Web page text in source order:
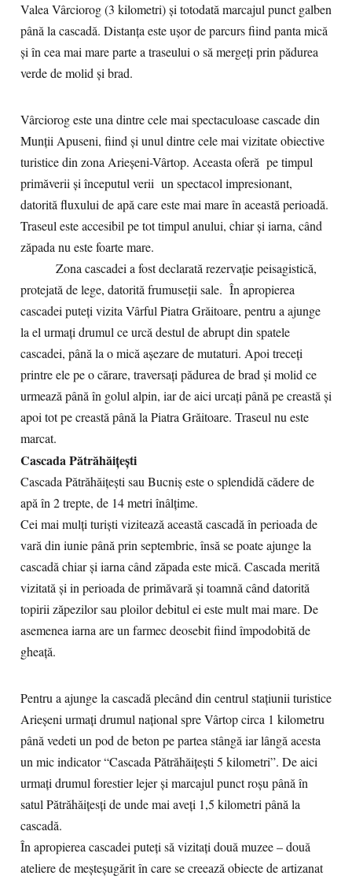
Valea Vârciorog (3 kilometri) şi totodată marcajul punct galben
până la cascadă. Distanţa este uşor de parcurs fiind panta mică
şi în cea mai mare parte a traseului o să mergeţi prin pădurea
verde de molid şi brad.
Vârciorog este una dintre cele mai spectaculoase cascade din
Munții Apuseni, fiind şi unul dintre cele mai vizitate obiective
turistice din zona Arieșeni-Vârtop. Aceasta oferă pe timpul
primăverii şi începutul verii un spectacol impresionant,
datorită fluxului de apă care este mai mare în această perioadă.
Traseul este accesibil pe tot timpul anului, chiar şi iarna, când
zăpada nu este foarte mare.
Zona cascadei a fost declarată rezervație peisagistică,
protejată de lege, datorită frumuseţii sale. În apropierea
cascadei puteţi vizita Vârful Piatra Grăitoare, pentru a ajunge
la el urmaţi drumul ce urcă destul de abrupt din spatele
cascadei, până la o mică aşezare de mutaturi. Apoi treceţi
printre ele pe o cărare, traversaţi pădurea de brad şi molid ce
urmează până în golul alpin, iar de aici urcaţi până pe creastă şi
apoi tot pe creastă până la Piatra Grăitoare. Traseul nu este
marcat.
Cascada Pătrăhăiţeşti
Cascada Pătrăhăiţeşti sau Bucniş este o splendidă cădere de
apă în 2 trepte, de 14 metri înâlţime.
Cei mai mulţi turişti vizitează această cascadă în perioada de
vară din iunie până prin septembrie, însă se poate ajunge la
cascadă chiar şi iarna când zăpada este mică. Cascada merită
vizitată şi in perioada de primăvară şi toamnă când datorită
topirii zăpezilor sau ploilor debitul ei este mult mai mare. De
asemenea iarna are un farmec deosebit fiind împodobită de
gheaţă.
Pentru a ajunge la cascadă plecând din centrul staţiunii turistice
Arieşeni urmaţi drumul naţional spre Vârtop circa 1 kilometru
până vedeti un pod de beton pe partea stângă iar lângă acesta
un mic indicator “Cascada Pătrăhăiţeşti 5 kilometri”. De aici
urmaţi drumul forestier lejer şi marcajul punct roşu până în
satul Pătrăhăiţesţi de unde mai aveţi 1,5 kilometri până la
cascadă.
În apropierea cascadei puteţi să vizitaţi două muzee – două
ateliere de meşteşugărit în care se creează obiecte de artizanat